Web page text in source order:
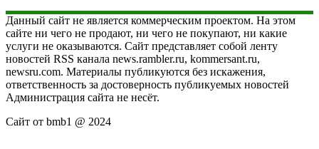
Данный сайт не является коммерческим проектом. На этом
сайте ни чего не продают, ни чего не покупают, ни какие
услуги не оказываются. Сайт представляет собой ленту
новостей RSS канала news.rambler.ru, kommersant.ru,
newsru.com. Материалы публикуются без искажения,
ответственность за достоверность публикуемых новостей
Администрация сайта не несёт.
Сайт от bmb1 @ 2024